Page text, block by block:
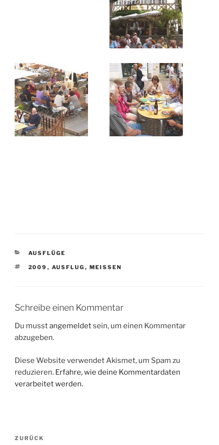
KATEGORIEN
AUSFLÜGE
SCHLAGWÖRTER
2009 , AUSFLUG , MEISSEN
Schreibe einen Kommentar
Du musstangemeldetsein, um einen Kommentar
abzugeben.
Diese Website verwendet Akismet, um Spam zu
reduzieren. Erfahre, wie deine Kommentardaten
verarbeitet werden.
Beitragsnavigation
Vorheriger
ZURÜCK